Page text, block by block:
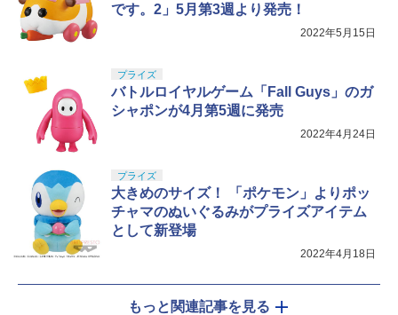
です。2」5月第3週より発売！
2022年5月15日
プライズ
バトルロイヤルゲーム「Fall Guys」のガ
シャポンが4月第5週に発売
2022年4月24日
プライズ
大きめのサイズ！ 「ポケモン」よりポッ
チャマのぬいぐるみがプライズアイテム
として新登場
2022年4月18日
もっと関連記事を見る